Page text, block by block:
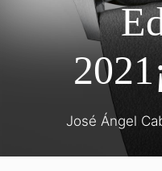
José Ángel